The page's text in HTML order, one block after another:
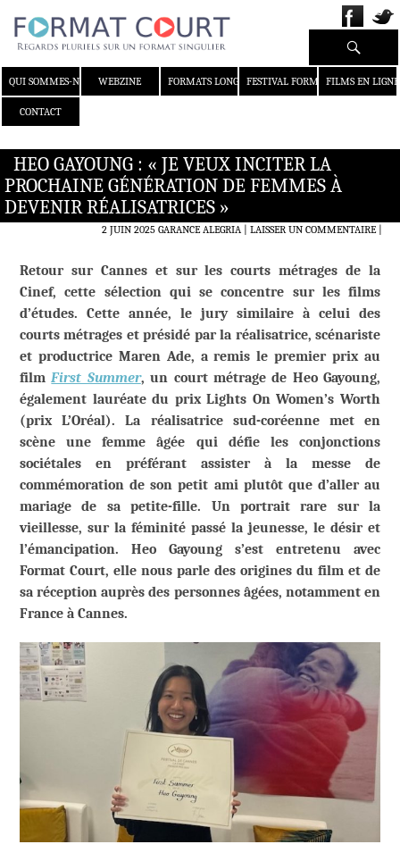
QUI SOMMES-NOUS ?WEBZINE FORMATS LONGS FESTIVAL FORMAT COURT
FILMS EN LIGNE
CONTACT
Recherche
HEO GAYOUNG : « JE VEUX INCITER LA
PROCHAINE GÉNÉRATION DE FEMMES À
DEVENIR RÉALISATRICES »
2 JUIN 2025 GARANCE ALEGRIA LAISSER UN COMMENTAIRE|
Retour sur Cannes et sur les courts métrages de la
Cinef, cette sélection qui se concentre sur les films
d’études. Cette année, le jury similaire à celui des
courts métrages et présidé par la réalisatrice, scénariste
et productrice Maren Ade, a remis le premier prix au
filmFirst Summer, un court métrage de Heo Gayoung,
également lauréate du prix Lights On Women’s Worth
(prix L’Oréal). La réalisatrice sud-coréenne met en
scène une femme âgée qui défie les conjonctions
sociétales en préférant assister à la messe de
commémoration de son petit ami plutôt que d’aller au
mariage de sa petite-fille. Un portrait rare sur la
vieillesse, sur la féminité passé la jeunesse, le désir et
l’émancipation. Heo Gayoung s’est entretenu avec
Format Court, elle nous parle des origines du film et de
sa réception auprès des personnes âgées, notamment en
France à Cannes.